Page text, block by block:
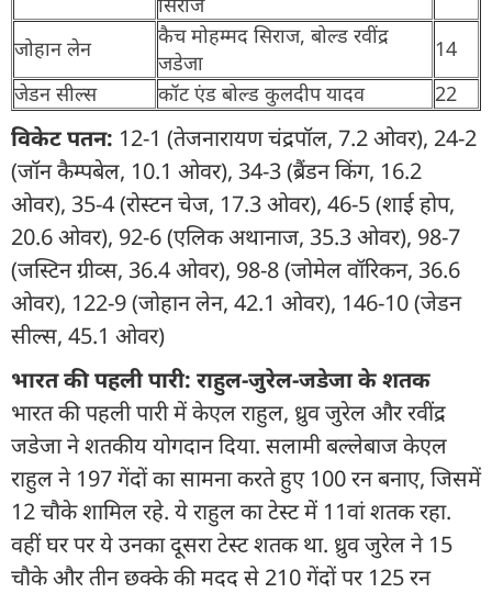
जोहान लेन
कैच मोहम्मद सिराज, बोल्ड रवींद्र
जडेजा
14
जेडन सील्स
कॉट एंड बोल्ड कुलदीप यादव 22
विकेट पतन: 12-1 (तेजनारायण चंद्रपॉल, 7.2 ओवर), 24-2
(जॉन कैम्पबेल, 10.1 ओवर), 34-3 (ब्रैंडन किंग, 16.2
ओवर), 35-4 (रोस्टन चेज, 17.3 ओवर), 46-5 (शाई होप,
20.6 ओवर), 92-6 (एलिक अथानाज, 35.3 ओवर), 98-7
(जस्टिन ग्रीव्स, 36.4 ओवर), 98-8 (जोमेल वॉरिकन, 36.6
ओवर), 122-9 (जोहान लेन, 42.1 ओवर), 146-10 (जेडन
सील्स, 45.1 ओवर)
भारत की पहली पारी: राहुल-जुरेल-जडेजा के शतक
भारत की पहली पारी में केएल राहुल, ध्रुव जुरेल और रवींद्र
जडेजा ने शतकीय योगदान दिया. सलामी बल्लेबाज केएल
राहुल ने 197 गेंदों का सामना करते हुए 100 रन बनाए, जिसमें
12 चौके शामिल रहे. ये राहुल का टेस्ट में 11वां शतक रहा.
वहीं घर पर ये उनका दूसरा टेस्ट शतक था. ध्रुव जुरेल ने 15
चौके और तीन छक्के की मदद से 210 गेंदों पर 125 रन